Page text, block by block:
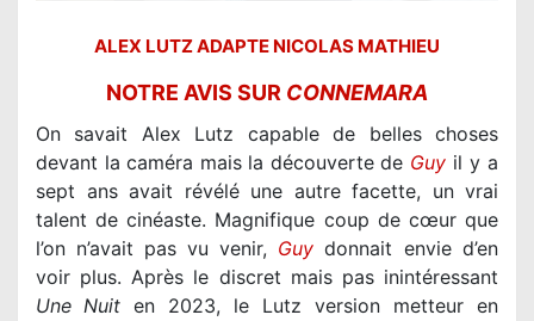
ALEX LUTZ ADAPTE NICOLAS MATHIEU
NOTRE AVIS SUR CONNEMARA
On savait Alex Lutz capable de belles choses
devant la caméra mais la découverte de Guy il y a
sept ans avait révélé une autre facette, un vrai
talent de cinéaste. Magnifique coup de cœur que
l’on n’avait pas vu venir, Guy donnait envie d’en
voir plus. Après le discret mais pas inintéressant
Une Nuit en 2023, le Lutz version metteur en